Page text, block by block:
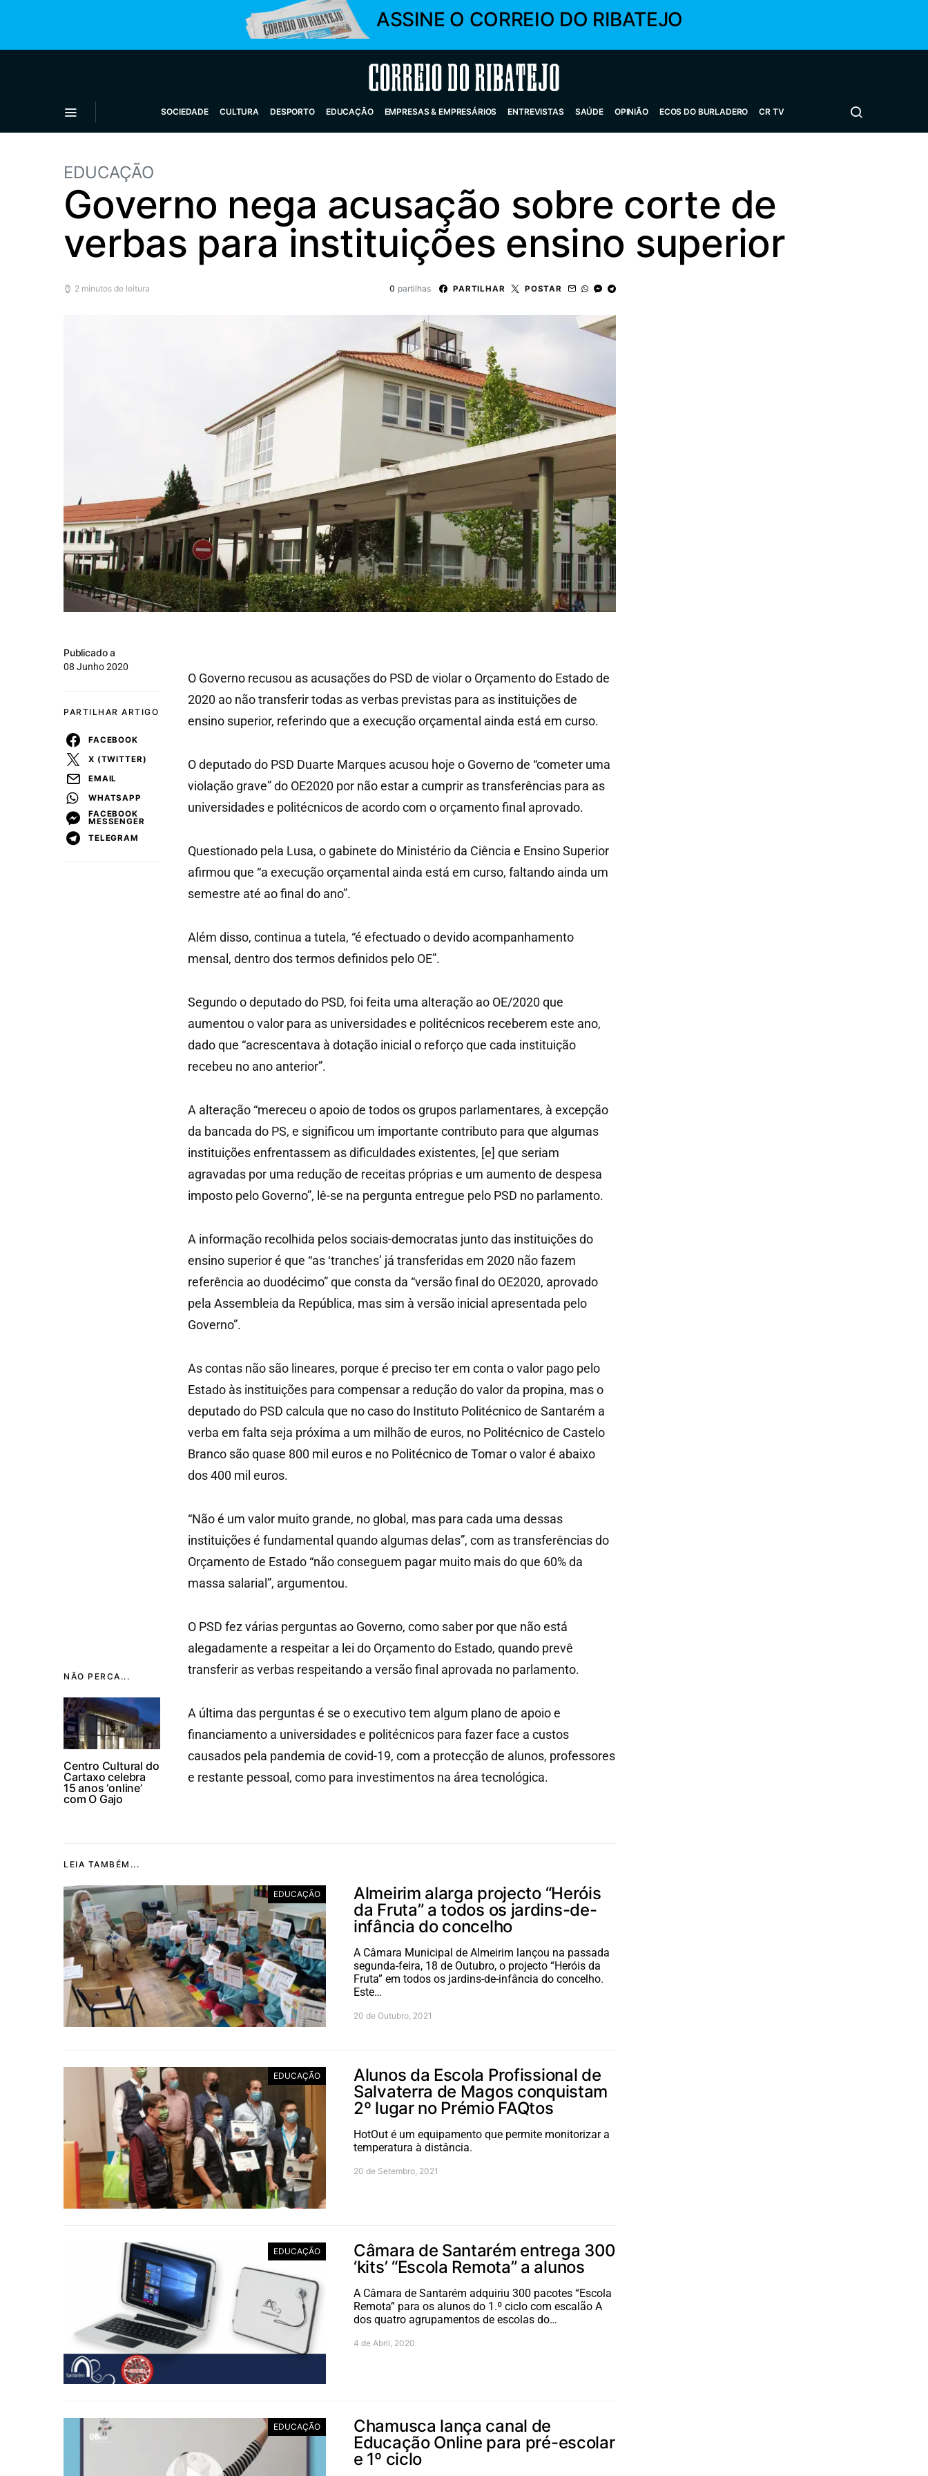
ASSINE O CORREIO DO RIBATEJO
Correio do Ribatejo
SOCIEDADE CULTURA DESPORTO EDUCAÇÃO EMPRESAS & EMPRESÁRIOS ENTREVISTAS SAÚDE OPINIÃO ECOS DO BURLADERO CR TV
EDUCAÇÃO
Governo nega acusação sobre corte de
verbas para instituições ensino superior
2 minutos de leitura 0 partilhas PARTILHAR POSTAR
NÃO PERCA...
Centro Cultural do
Cartaxo celebra
15 anos ‘online’
com O Gajo
Publicado a
08 Junho 2020
PARTILHAR ARTIGO
FACEBOOK
X (TWITTER)
EMAIL
WHATSAPP
FACEBOOK
MESSENGER
TELEGRAM
O Governo recusou as acusações do PSD de violar o Orçamento do Estado de
2020 ao não transferir todas as verbas previstas para as instituições de
ensino superior, referindo que a execução orçamental ainda está em curso.
O deputado do PSD Duarte Marques acusou hoje o Governo de “cometer uma
violação grave” do OE2020 por não estar a cumprir as transferências para as
universidades e politécnicos de acordo com o orçamento final aprovado.
Questionado pela Lusa, o gabinete do Ministério da Ciência e Ensino Superior
afirmou que “a execução orçamental ainda está em curso, faltando ainda um
semestre até ao final do ano”.
Além disso, continua a tutela, “é efectuado o devido acompanhamento
mensal, dentro dos termos definidos pelo OE”.
Segundo o deputado do PSD, foi feita uma alteração ao OE/2020 que
aumentou o valor para as universidades e politécnicos receberem este ano,
dado que “acrescentava à dotação inicial o reforço que cada instituição
recebeu no ano anterior”.
A alteração “mereceu o apoio de todos os grupos parlamentares, à excepção
da bancada do PS, e significou um importante contributo para que algumas
instituições enfrentassem as dificuldades existentes, [e] que seriam
agravadas por uma redução de receitas próprias e um aumento de despesa
imposto pelo Governo”, lê-se na pergunta entregue pelo PSD no parlamento.
A informação recolhida pelos sociais-democratas junto das instituições do
ensino superior é que “as ‘tranches’ já transferidas em 2020 não fazem
referência ao duodécimo” que consta da “versão final do OE2020, aprovado
pela Assembleia da República, mas sim à versão inicial apresentada pelo
Governo”.
As contas não são lineares, porque é preciso ter em conta o valor pago pelo
Estado às instituições para compensar a redução do valor da propina, mas o
deputado do PSD calcula que no caso do Instituto Politécnico de Santarém a
verba em falta seja próxima a um milhão de euros, no Politécnico de Castelo
Branco são quase 800 mil euros e no Politécnico de Tomar o valor é abaixo
dos 400 mil euros.
“Não é um valor muito grande, no global, mas para cada uma dessas
instituições é fundamental quando algumas delas”, com as transferências do
Orçamento de Estado “não conseguem pagar muito mais do que 60% da
massa salarial”, argumentou.
O PSD fez várias perguntas ao Governo, como saber por que não está
alegadamente a respeitar a lei do Orçamento do Estado, quando prevê
transferir as verbas respeitando a versão final aprovada no parlamento.
A última das perguntas é se o executivo tem algum plano de apoio e
financiamento a universidades e politécnicos para fazer face a custos
causados pela pandemia de covid-19, com a protecção de alunos, professores
e restante pessoal, como para investimentos na área tecnológica.
LEIA TAMBÉM...
EDUCAÇÃO
Almeirim alarga projecto “Heróis
da Fruta” a todos os jardins-de-
infância do concelho
A Câmara Municipal de Almeirim lançou na passada
segunda-feira, 18 de Outubro, o projecto “Heróis da
Fruta” em todos os jardins-de-infância do concelho.
Este…
20 de Outubro, 2021
EDUCAÇÃO
Alunos da Escola Profissional de
Salvaterra de Magos conquistam
2º lugar no Prémio FAQtos
HotOut é um equipamento que permite monitorizar a
temperatura à distância.
20 de Setembro, 2021
EDUCAÇÃO
Câmara de Santarém entrega 300
‘kits’ “Escola Remota” a alunos
A Câmara de Santarém adquiriu 300 pacotes “Escola
Remota” para os alunos do 1.º ciclo com escalão A
dos quatro agrupamentos de escolas do…
4 de Abril, 2020
EDUCAÇÃO
Chamusca lança canal de
Educação Online para pré-escolar
e 1º ciclo